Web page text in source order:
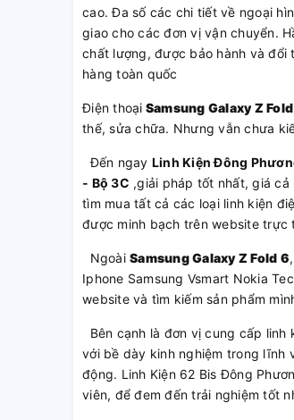
cao. Đa số các chi tiết về ngoại
giao cho các đơn vị vận chuyển.
chất lượng, được bảo hành và đổi
hàng toàn quốc
Điện thoại Samsung Galaxy Z
thế, sửa chữa. Nhưng vẫn chưa
Đến ngay Linh Kiện Đông
- Bộ 3C ,giải pháp tốt nhất, giá
tìm mua tất cả các loại linh kiện
được minh bạch trên website
Ngoài Samsung Galaxy Z Fold 6
Iphone Samsung Vsmart Nokia
website và tìm kiếm sản phẩm
Bên cạnh là đơn vị cung cấp linh
với bề dày kinh nghiệm trong lĩnh
động. Linh Kiện 62 Bis Đông
viên, để đem đến trải nghiệm tốt